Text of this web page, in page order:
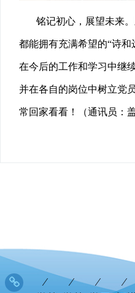
铭记初心，展望未来
都能拥有充满希望的“诗
在今后的工作和学习中继
并在各自的岗位中树立党
常回家看看！（通讯员：盖